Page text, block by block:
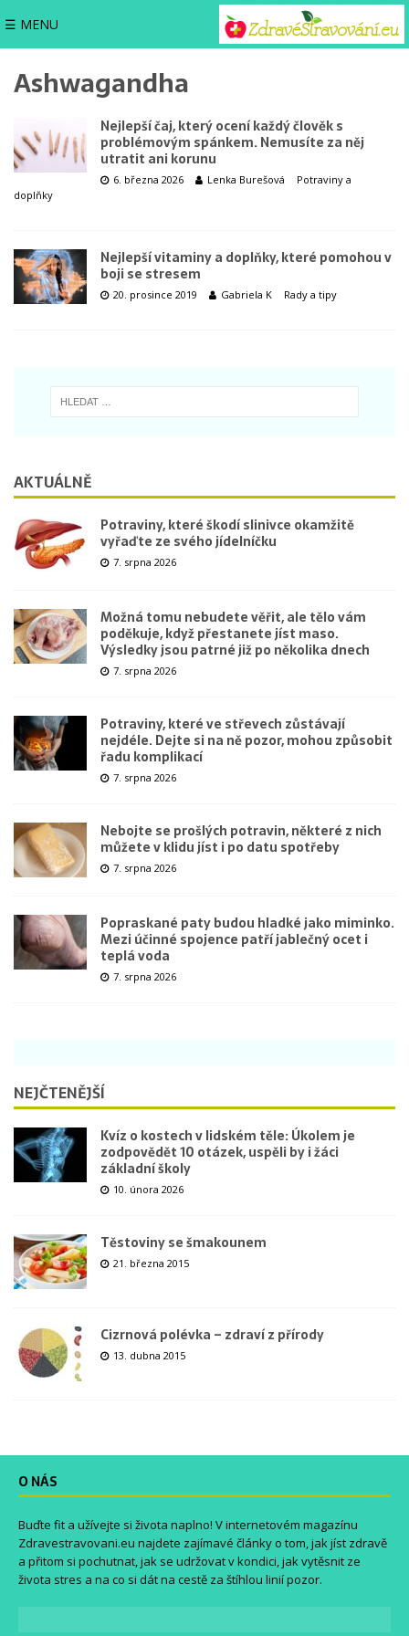
☰ MENU
Ashwagandha
Nejlepší čaj, který ocení každý člověk s
problémovým spánkem. Nemusíte za něj
utratit ani korunu
6. března 2026 Lenka Burešová
Potraviny a
doplňky
Nejlepší vitaminy a doplňky, které pomohou v
boji se stresem
20. prosince 2019 Gabriela K Rady a tipy
AKTUÁLNĚ
Potraviny, které škodí slinivce okamžitě
vyřaďte ze svého jídelníčku
7. srpna 2026
Možná tomu nebudete věřit, ale tělo vám
poděkuje, když přestanete jíst maso.
Výsledky jsou patrné již po několika dnech
7. srpna 2026
Potraviny, které ve střevech zůstávají
nejdéle. Dejte si na ně pozor, mohou způsobit
řadu komplikací
7. srpna 2026
Nebojte se prošlých potravin, některé z nich
můžete v klidu jíst i po datu spotřeby
7. srpna 2026
Popraskané paty budou hladké jako miminko.
Mezi účinné spojence patří jablečný ocet i
teplá voda
7. srpna 2026
NEJČTENĚJŠÍ
Kvíz o kostech v lidském těle: Úkolem je
zodpovědět 10 otázek, uspěli by i žáci
základní školy
10. února 2026
Těstoviny se šmakounem
21. března 2015
Cizrnová polévka – zdraví z přírody
13. dubna 2015
O NÁS
Buďte fit a užívejte si života naplno! V internetovém magazínu
Zdravestravovani.eu najdete zajímavé články o tom, jak jíst zdravě
a přitom si pochutnat, jak se udržovat v kondici, jak vytěsnit ze
života stres a na co si dát na cestě za štíhlou linií pozor.